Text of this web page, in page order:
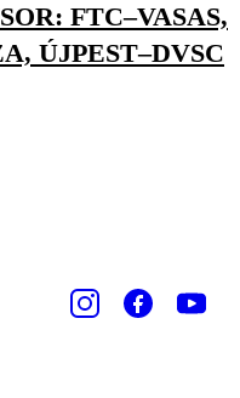
FTC–VASAS,
ÚJPEST–DVSC